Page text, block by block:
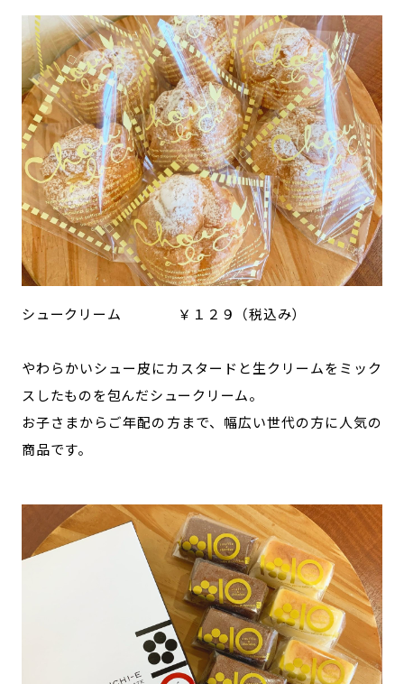
シュークリーム ￥１２９（税込み）
やわらかいシュー皮にカスタードと生クリームをミック
スしたものを包んだシュークリーム。
お子さまからご年配の方まで、幅広い世代の方に人気の
商品です。